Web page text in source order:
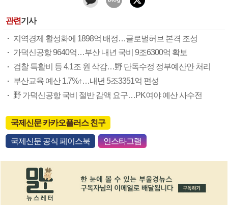
관련기사
지역경제 활성화에 1898억 배정…글로벌허브 본격 조성
가덕신공항 9640억…부산 내년 국비 9조6300억 확보
검찰 특활비 등 4.1조 원 삭감…野 단독수정 정부예산안 처리
부산교육 예산 1.7%↑…내년 5조3351억 편성
野 가덕신공항 국비 절반 감액 요구…PK여야 예산 사수전
국제신문 카카오플러스 친구
국제신문 공식 페이스북 인스타그램